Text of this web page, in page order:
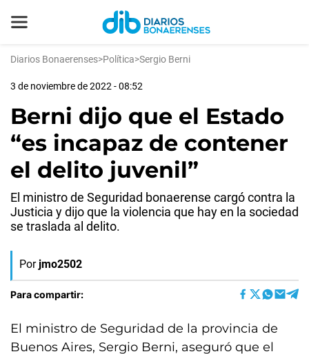
Diarios Bonaerenses>Política>Sergio Berni
3 de noviembre de 2022 - 08:52
Berni dijo que el Estado
“es incapaz de contener
el delito juvenil”
El ministro de Seguridad bonaerense cargó contra la
Justicia y dijo que la violencia que hay en la sociedad
se traslada al delito.
Por jmo2502
Para compartir:
El ministro de Seguridad de la provincia de
Buenos Aires, Sergio Berni, aseguró que el